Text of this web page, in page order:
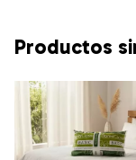
Productos